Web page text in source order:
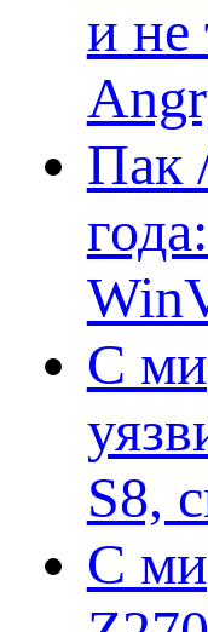
и не
Пак
С
S8,
С